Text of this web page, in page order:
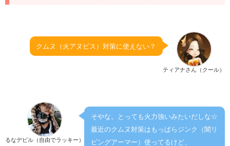
ティアナさん（クール）
クムヌ（火アヌビス）対策に使えない？
るなデビル（自由でラッキー）
そやな。とっても火力強いみたいだしな☆
最近のクムヌ対策はもっぱらジンク（闇リ
ビングアーマー）使ってるけど、